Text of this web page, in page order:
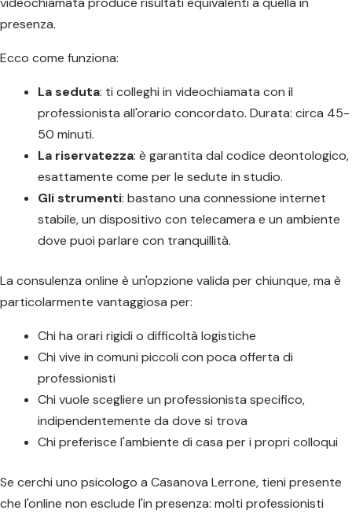
presenza.
Ecco come funziona:
La seduta: ti colleghi in videochiamata con il
professionista all'orario concordato. Durata: circa 45-
50 minuti.
La riservatezza: è garantita dal codice deontologico,
esattamente come per le sedute in studio.
Gli strumenti: bastano una connessione internet
stabile, un dispositivo con telecamera e un ambiente
dove puoi parlare con tranquillità.
La consulenza online è un'opzione valida per chiunque, ma è
particolarmente vantaggiosa per:
Chi ha orari rigidi o difficoltà logistiche
Chi vive in comuni piccoli con poca offerta di
professionisti
Chi vuole scegliere un professionista specifico,
indipendentemente da dove si trova
Chi preferisce l'ambiente di casa per i propri colloqui
Se cerchi uno psicologo a Casanova Lerrone, tieni presente
che l'online non esclude l'in presenza: molti professionisti